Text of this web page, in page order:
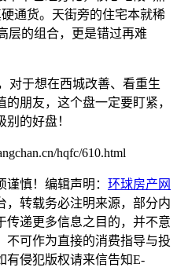
通货。天街旁的住宅本就稀
层的组合，更是错过再难
对于想在西城改善、看重生
朋友，这个盘一定要盯紧，
的好盘！
hqfc/610.html
慎！编辑声明： 环球房产网
，转载务必注明来源，部分内
传递更多信息之目的，并不意
不可作为直接的消费指导与投
有侵犯版权请来信告知E-